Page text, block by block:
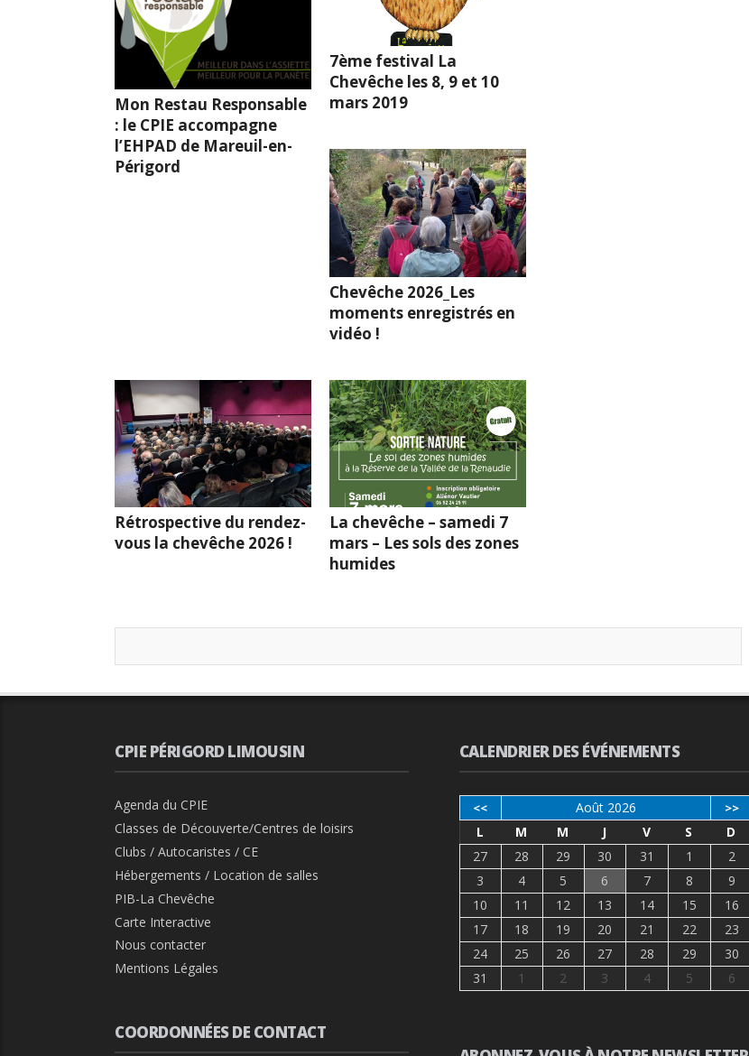
Mon Restau Responsable
: le CPIE accompagne
l’EHPAD de Mareuil-en-
Périgord
7ème festival La
Chevêche les 8, 9 et 10
mars 2019
Chevêche 2026_Les
moments enregistrés en
vidéo !
Rétrospective du rendez-
vous la chevêche 2026 !
La chevêche – samedi 7
mars – Les sols des zones
humides
CPIE PÉRIGORD LIMOUSIN
Agenda du CPIE
Classes de Découverte/Centres de loisirs
Clubs / Autocaristes / CE
Hébergements / Location de salles
PIB-La Chevêche
Carte Interactive
Nous contacter
Mentions Légales
COORDONNÉES DE CONTACT
CALENDRIER DES ÉVÉNEMENTS
<< Août 2026 >>
L M M J V S
D
27
28 29 30 31 1
2
3
4 5 6 7 8
9
10
11 12 13 14 15
16
17
18 19 20 21 22
23
24
25 26 27 28 29
30
31
1 2 3 4 5 6